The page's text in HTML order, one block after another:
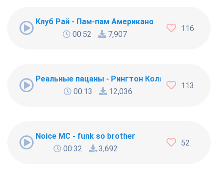
Клуб Рай - Пам-пам Американо
00:52
7,907
116
Реальные пацаны - Рингтон Коляна
00:13
12,036
113
Noice MC - funk so brother
00:32
3,692
52